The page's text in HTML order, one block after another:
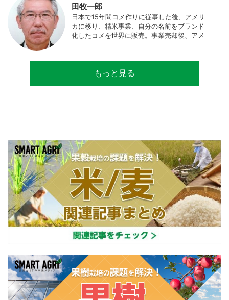
田牧一郎
日本で15年間コメ作りに従事した後、アメリ
カに移り、精米事業、自分の名前をブランド
化したコメを世界に販売。事業売却後、アメ
サルティングとして関わり、企業などの依頼
で世界12カ国の良質米生産可能産地を訪問調
もっと見る